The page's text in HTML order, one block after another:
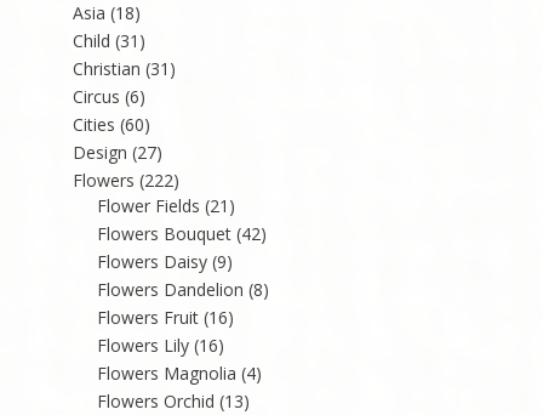
Asia (18)
Child (31)
Christian (31)
Circus (6)
Cities (60)
Design (27)
Flowers (222)
Flower Fields (21)
Flowers Bouquet (42)
Flowers Daisy (9)
Flowers Dandelion (8)
Flowers Fruit (16)
Flowers Lily (16)
Flowers Magnolia (4)
Flowers Orchid (13)